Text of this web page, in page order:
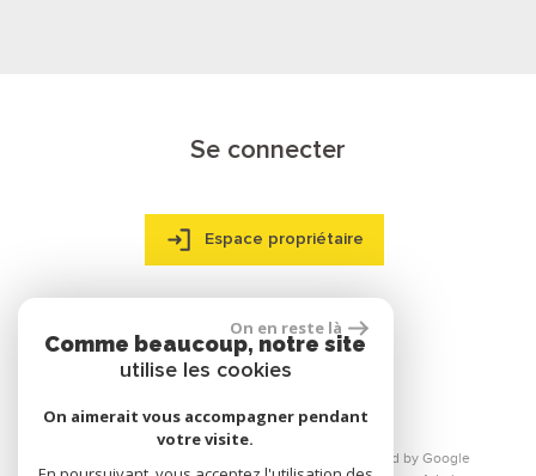
Se connecter
Espace propriétaire
réalisé par
© 2026 | Tous droits réservés | Traduction powered by Google
On en reste là
Comme beaucoup, notre site
utilise les cookies
On aimerait vous accompagner pendant
votre visite.